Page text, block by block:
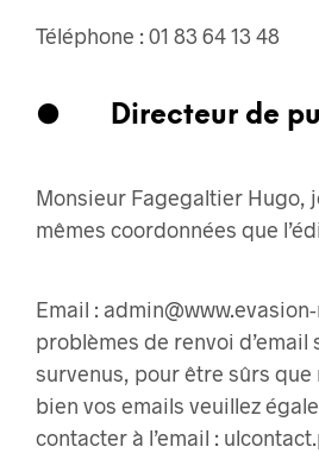
Téléphone : 01 83 64 13 48
● Directeur de
Monsieur Fagegaltier Hugo,
mêmes coordonnées que
Email :
problèmes de renvoi d’email
survenus, pour être sûrs que
bien vos emails veuillez
contacter à l’email :